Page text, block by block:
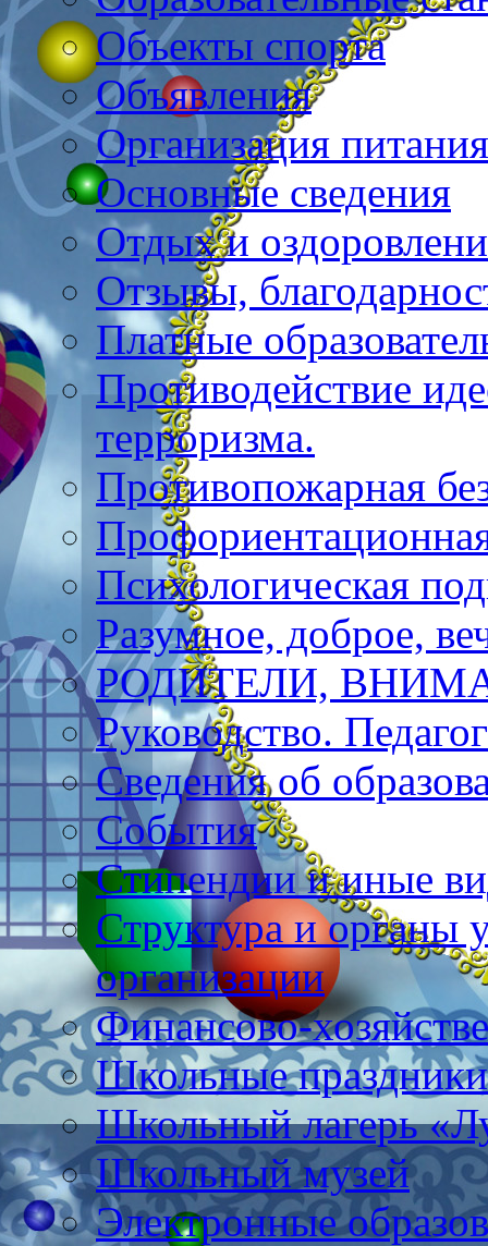
Объекты спорта
Объявления
Организация питания
Основные сведения
Отдых и
Отзывы,
Платные
Противодействие
терроризма.
Противопожарная
Психологическая
Разумное, доброе,
РОДИТЕЛИ,
Руководство.
Сведения об
События
Стипендии и иные
Структура и органы
организации
Финансово-
Школьные праздники
Школьный лагерь
Школьный музей
Электронные